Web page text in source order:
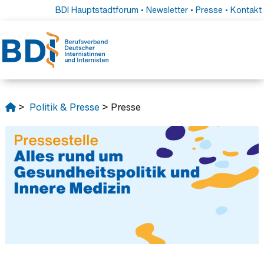
BDI Hauptstadtforum • Newsletter• Presse • Kontakt
> Politik & Presse> Presse